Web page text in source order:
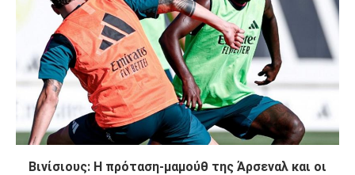
Βινίσιους: Η πρόταση-μαμούθ της Άρσεναλ και οι